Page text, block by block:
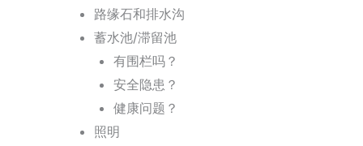
路缘石和排水沟
蓄水池/滞留池
有围栏吗？
安全隐患？
健康问题？
照明